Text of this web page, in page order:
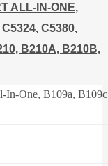
ALL-IN-ONE,
C5380,
B210A, B210B,
In-One, B109a,